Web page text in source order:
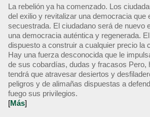
La rebelión ya ha comenzado. Los
del exilio y revitalizar una democracia que
secuestrada. El ciudadano será de nuevo
una democracia auténtica y regenerada.
dispuesto a construir a cualquier precio la
Hay una fuerza desconocida que le
de sus cobardías, dudas y fracasos Pero,
tendrá que atravesar desiertos y
peligros y de alimañas dispuestas a
fuego sus privilegios.
[Más]